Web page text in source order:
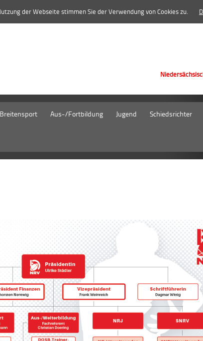
Breitensport Aus-/Fortbildung Jugend Schiedsrichter
der Webseite stimmen Sie der Verwendung von Cookies zu.